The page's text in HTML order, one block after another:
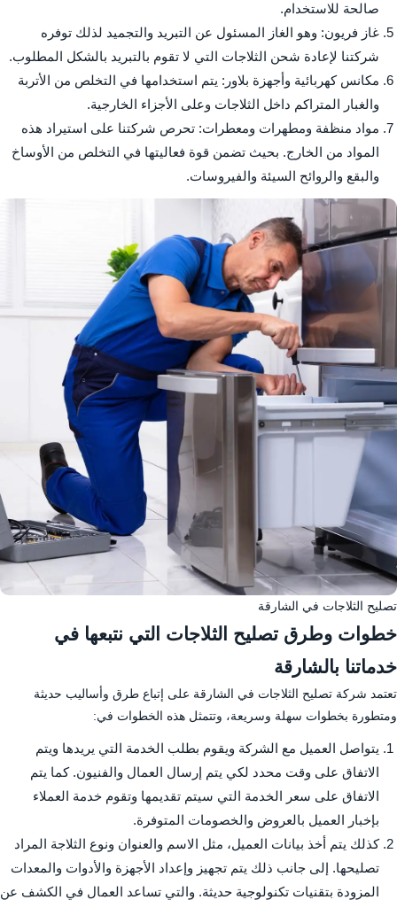
صالحة للاستخدام.
غاز فريون: وهو الغاز المسئول عن التبريد والتجميد لذلك توفره
شركتنا لإعادة شحن الثلاجات التي لا تقوم بالتبريد بالشكل المطلوب.
مكانس كهربائية وأجهزة بلاور: يتم استخدامها في التخلص من الأتربة
والغبار المتراكم داخل الثلاجات وعلى الأجزاء الخارجية.
مواد منظفة ومطهرات ومعطرات: تحرص شركتنا على استيراد هذه
المواد من الخارج. بحيث تضمن قوة فعاليتها في التخلص من الأوساخ
والبقع والروائح السيئة والفيروسات.
تصليح الثلاجات في الشارقة
خطوات وطرق تصليح الثلاجات التي نتبعها في
خدماتنا بالشارقة
تعتمد شركة تصليح الثلاجات في الشارقة على إتباع طرق وأساليب حديثة
ومتطورة بخطوات سهلة وسريعة، وتتمثل هذه الخطوات في:
يتواصل العميل مع الشركة ويقوم بطلب الخدمة التي يريدها ويتم
الاتفاق على وقت محدد لكي يتم إرسال العمال والفنيون. كما يتم
الاتفاق على سعر الخدمة التي سيتم تقديمها وتقوم خدمة العملاء
بإخبار العميل بالعروض والخصومات المتوفرة.
كذلك يتم أخذ بيانات العميل، مثل الاسم والعنوان ونوع الثلاجة المراد
تصليحها. إلى جانب ذلك يتم تجهيز وإعداد الأجهزة والأدوات والمعدات
المزودة بتقنيات تكنولوجية حديثة. والتي تساعد العمال في الكشف عن